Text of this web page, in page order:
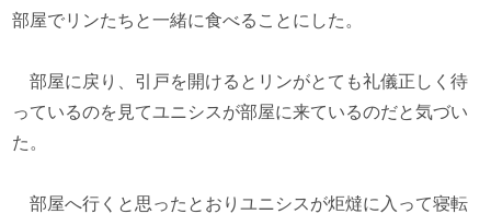
部屋でリンたちと一緒に食べることにした。
部屋に戻り、引戸を開けるとリンがとても礼儀正しく待
っているのを見てユニシスが部屋に来ているのだと気づい
た。
部屋へ行くと思ったとおりユニシスが炬燵に入って寝転